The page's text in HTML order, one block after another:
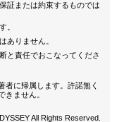
証または約束するものでは
。
ありません。
と責任でおこなってくださ
者に帰属します。許諾無く
きません。
All Rights Reserved.